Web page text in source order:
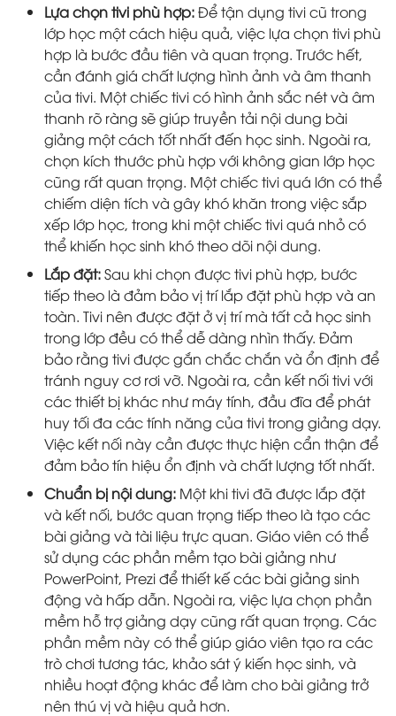
Lựa chọn tivi phù hợp:Để tận dụng tivi cũ trong
lớp học một cách hiệu quả, việc lựa chọn tivi phù
hợp là bước đầu tiên và quan trọng. Trước hết,
cần đánh giá chất lượng hình ảnh và âm thanh
của tivi. Một chiếc tivi có hình ảnh sắc nét và âm
thanh rõ ràng sẽ giúp truyền tải nội dung bài
giảng một cách tốt nhất đến học sinh. Ngoài ra,
chọn kích thước phù hợp với không gian lớp học
cũng rất quan trọng. Một chiếc tivi quá lớn có thể
chiếm diện tích và gây khó khăn trong việc sắp
xếp lớp học, trong khi một chiếc tivi quá nhỏ có
thể khiến học sinh khó theo dõi nội dung.
Lắp đặt:Sau khi chọn được tivi phù hợp, bước
tiếp theo là đảm bảo vị trí lắp đặt phù hợp và an
toàn. Tivi nên được đặt ở vị trí mà tất cả học sinh
trong lớp đều có thể dễ dàng nhìn thấy. Đảm
bảo rằng tivi được gắn chắc chắn và ổn định để
tránh nguy cơ rơi vỡ. Ngoài ra, cần kết nối tivi với
các thiết bị khác như máy tính, đầu đĩa để phát
huy tối đa các tính năng của tivi trong giảng dạy.
Việc kết nối này cần được thực hiện cẩn thận để
đảm bảo tín hiệu ổn định và chất lượng tốt nhất.
Chuẩn bị nội dung: Một khi tivi đã được lắp đặt
và kết nối, bước quan trọng tiếp theo là tạo các
bài giảng và tài liệu trực quan. Giáo viên có thể
sử dụng các phần mềm tạo bài giảng như
PowerPoint, Prezi để thiết kế các bài giảng sinh
động và hấp dẫn. Ngoài ra, việc lựa chọn phần
mềm hỗ trợ giảng dạy cũng rất quan trọng. Các
phần mềm này có thể giúp giáo viên tạo ra các
trò chơi tương tác, khảo sát ý kiến học sinh, và
nhiều hoạt động khác để làm cho bài giảng trở
nên thú vị và hiệu quả hơn.